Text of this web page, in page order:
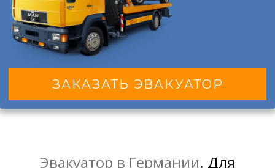
ЗАКАЗАТЬ ЭВАКУАТОР
Эвакуатор в Германии. Для